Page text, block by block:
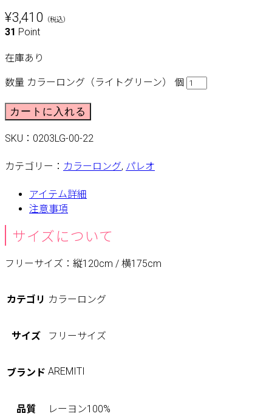
¥3,410 （税込）
31 Point
在庫あり
数量 カラーロング（ライトグリーン） 個
カートに入れる
SKU： 0203LG-00-22
カテゴリー： カラーロング, パレオ
アイテム詳細
注意事項
サイズについて
フリーサイズ：縦120cm / 横175cm
カテゴリ カラーロング
サイズ フリーサイズ
ブランド AREMITI
品質 レーヨン100%